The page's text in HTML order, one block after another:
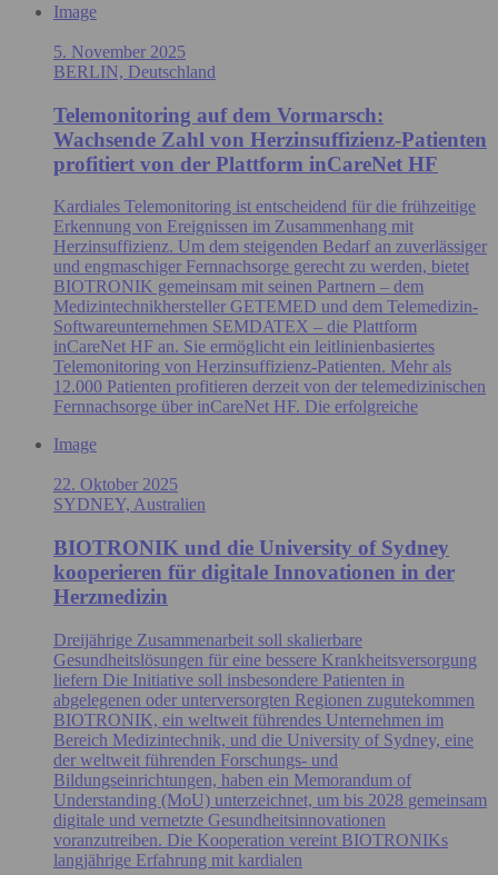
Image
5. November 2025
BERLIN, Deutschland
Telemonitoring auf dem Vormarsch:
Wachsende Zahl von Herzinsuffizienz-Patienten
profitiert von der Plattform inCareNet HF
Kardiales Telemonitoring ist entscheidend für die frühzeitige
Erkennung von Ereignissen im Zusammenhang mit
Herzinsuffizienz. Um dem steigenden Bedarf an zuverlässiger
und engmaschiger Fernnachsorge gerecht zu werden, bietet
BIOTRONIK gemeinsam mit seinen Partnern – dem
Medizintechnikhersteller GETEMED und dem Telemedizin-
Softwareunternehmen SEMDATEX – die Plattform
inCareNet HF an. Sie ermöglicht ein leitlinienbasiertes
Telemonitoring von Herzinsuffizienz-Patienten. Mehr als
12.000 Patienten profitieren derzeit von der telemedizinischen
Fernnachsorge über inCareNet HF. Die erfolgreiche
Image
22. Oktober 2025
SYDNEY, Australien
BIOTRONIK und die University of Sydney
kooperieren für digitale Innovationen in der
Herzmedizin
Dreijährige Zusammenarbeit soll skalierbare
Gesundheitslösungen für eine bessere Krankheitsversorgung
liefern Die Initiative soll insbesondere Patienten in
abgelegenen oder unterversorgten Regionen zugutekommen
BIOTRONIK, ein weltweit führendes Unternehmen im
Bereich Medizintechnik, und die University of Sydney, eine
der weltweit führenden Forschungs- und
Bildungseinrichtungen, haben ein Memorandum of
Understanding (MoU) unterzeichnet, um bis 2028 gemeinsam
digitale und vernetzte Gesundheitsinnovationen
voranzutreiben. Die Kooperation vereint BIOTRONIKs
langjährige Erfahrung mit kardialen